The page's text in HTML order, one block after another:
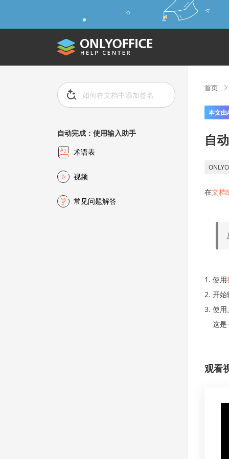
自动完成：使用输入助手
术语表
视频
常见问题解答
首页
本文由
自
在文档
使用
开始
使用
这是
观看